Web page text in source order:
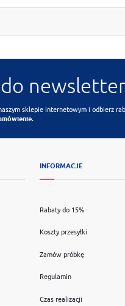
sklepie internetowym i odbierz
INFORMACJE
Rabaty do 15%
Koszty przesyłki
Zamów próbkę
Regulamin
Czas realizacji